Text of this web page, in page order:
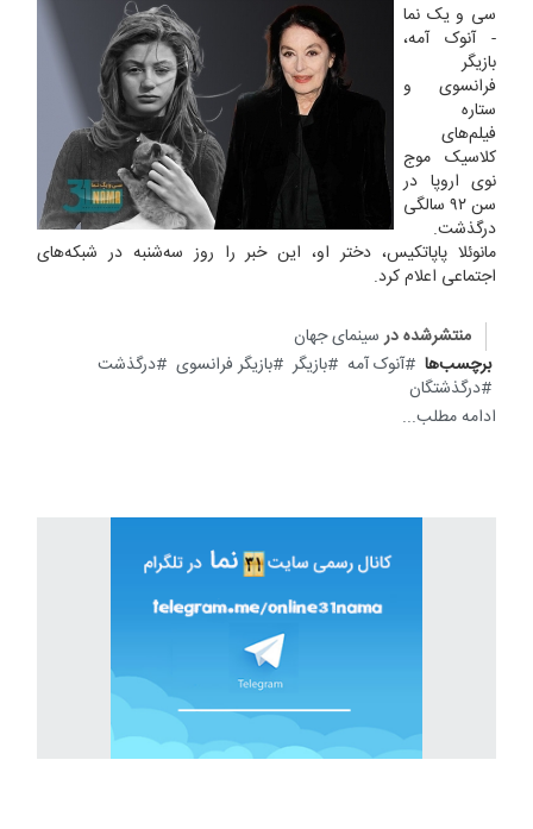
سی و یک نما
- آنوک‌ آمه،
بازیگر
فرانسوی و
ستاره
فیلم‌های
کلاسیک موج
نوی اروپا در
سن ۹۲ سالگی
درگذشت.
مانوئلا پاپاتکیس، دختر او، این خبر را روز سه‌شنبه در شبکه‌های
اجتماعی اعلام کرد.
منتشرشده در سینمای جهان
برچسب‌ها
آنوک آمه بازیگر بازیگر فرانسوی
درگذشت
درگذشتگان
ادامه مطلب...